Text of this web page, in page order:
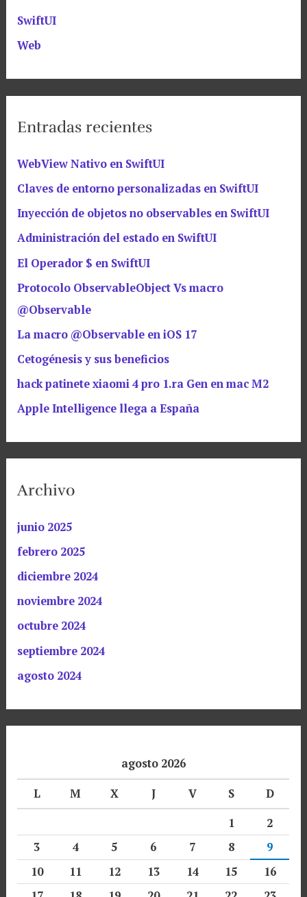
SwiftUI
Web
Entradas recientes
WebView Nativo en SwiftUI
Claves de entorno personalizadas en SwiftUI
Inyección de objetos no observables en SwiftUI
Administración del estado en SwiftUI
El Operador $ en SwiftUI
Protocolo ObservableObject Vs macro
@Observable
La macro @Observable en iOS 17
Cetogénesis y sus beneficios
hack patinete xiaomi 4 pro 1.ra Gen en mac M2
Apple Intelligence llega a España
Archivo
junio 2025
febrero 2025
diciembre 2024
noviembre 2024
octubre 2024
septiembre 2024
agosto 2024
agosto 2026
L
M X J V S
D
1
2
3
4 5 6 7 8
9
10
11 12 13 14 15
16